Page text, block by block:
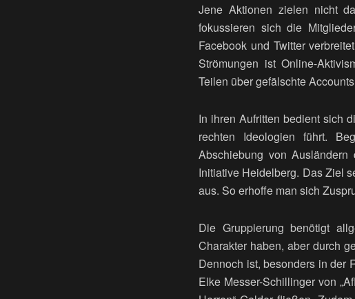
Jene Aktionen zielen nicht
fokussieren sich die
Facebook und Twitter
Strömungen ist Online-
Teilen über gefälschte
In ihren Aufritten bedient sich
rechten Ideologien führt.
Abschiebung von
Initiative Heidelberg. Das Ziel
aus. So erhoffe man sich
Die Gruppierung benötigt
Charakter haben, aber durch
Dennoch ist, besonders in der
Elke Messer-Schillinger von